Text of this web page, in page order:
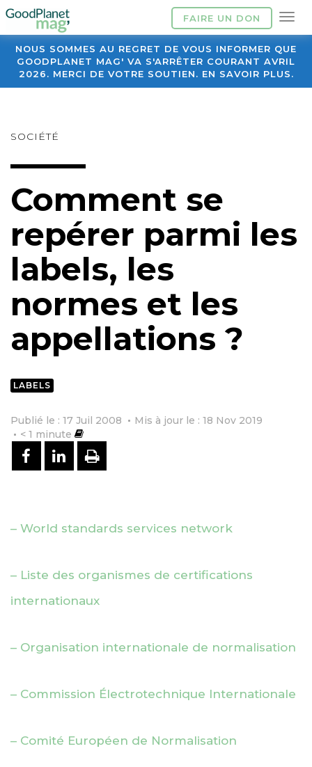
FAIRE UN DON
NOUS SOMMES AU REGRET DE VOUS INFORMER QUE
GOODPLANET MAG' VA S'ARRÊTER COURANT AVRIL
2026. MERCI DE VOTRE SOUTIEN. EN SAVOIR PLUS.
SOCIÉTÉ
Comment se
repérer parmi les
labels, les
normes et les
appellations ?
LABELS
Publié le : 17 Juil 2008
Mis à jour le : 18 Nov 2019
< 1 minute
PARTAGER SUR FACEBOOK
PARTAGER SUR LINKEDIN
IMPRIMER
– World standards services network
– Liste des organismes de certifications
internationaux
– Organisation internationale de normalisation
– Commission Électrotechnique Internationale
– Comité Européen de Normalisation